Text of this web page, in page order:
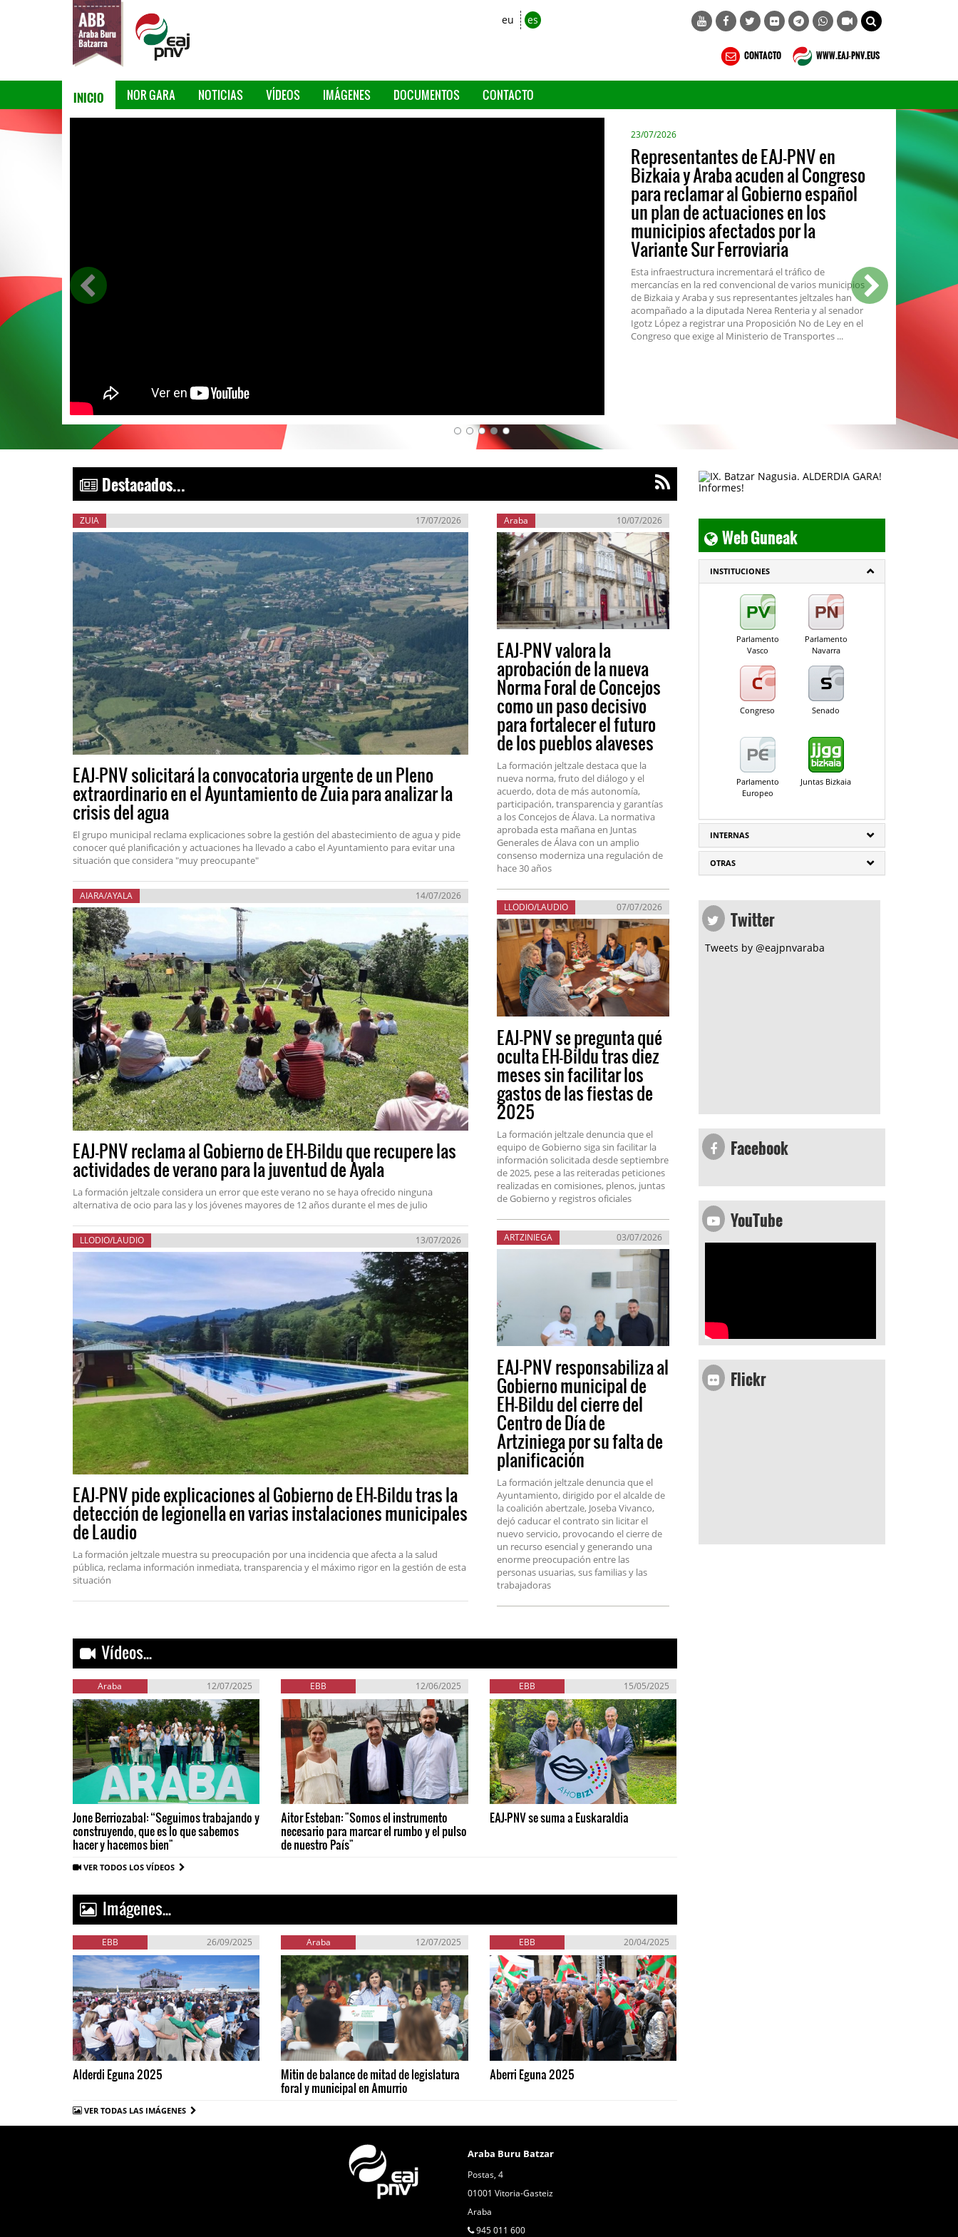
eu es
CONTACTO WWW.EAJ-PNV.EUS
INICIO NOR GARA NOTICIAS VÍDEOS IMÁGENES DOCUMENTOS CONTACTO
de
23/07/2026
Representantes de EAJ-PNV en
Bizkaia y Araba acuden al Congreso
para reclamar al Gobierno español
un plan de actuaciones en los
municipios afectados por la
Variante Sur Ferroviaria
Esta infraestructura incrementará el tráfico de
mercancías en la red convencional de varios municipios
de Bizkaia y Araba y sus representantes jeltzales han
acompañado a la diputada Nerea Renteria y al senador
Igotz López a registrar una Proposición No de Ley en el
Congreso que exige al Ministerio de Transportes ...
Destacados...
ZUIA 17/07/2026
EAJ-PNV solicitará la convocatoria urgente de un Pleno
extraordinario en el Ayuntamiento de Zuia para analizar la
crisis del agua
El grupo municipal reclama explicaciones sobre la gestión del abastecimiento de agua y pide
conocer qué planificación y actuaciones ha llevado a cabo el Ayuntamiento para evitar una
situación que considera "muy preocupante"
AIARA/AYALA 14/07/2026
EAJ-PNV reclama al Gobierno de EH-Bildu que recupere las
actividades de verano para la juventud de Ayala
La formación jeltzale considera un error que este verano no se haya ofrecido ninguna
alternativa de ocio para las y los jóvenes mayores de 12 años durante el mes de julio
LLODIO/LAUDIO 13/07/2026
EAJ-PNV pide explicaciones al Gobierno de EH-Bildu tras la
detección de legionella en varias instalaciones municipales
de Laudio
La formación jeltzale muestra su preocupación por una incidencia que afecta a la salud
pública, reclama información inmediata, transparencia y el máximo rigor en la gestión de esta
situación
Araba 10/07/2026
EAJ-PNV valora la
aprobación de la nueva
Norma Foral de Concejos
como un paso decisivo
para fortalecer el futuro
de los pueblos alaveses
La formación jeltzale destaca que la
nueva norma, fruto del diálogo y el
acuerdo, dota de más autonomía,
participación, transparencia y garantías
a los Concejos de Álava. La normativa
aprobada esta mañana en Juntas
Generales de Álava con un amplio
consenso moderniza una regulación de
hace 30 años
LLODIO/LAUDIO 07/07/2026
EAJ-PNV se pregunta qué
oculta EH-Bildu tras diez
meses sin facilitar los
gastos de las fiestas de
2025
La formación jeltzale denuncia que el
equipo de Gobierno siga sin facilitar la
información solicitada desde septiembre
de 2025, pese a las reiteradas peticiones
realizadas en comisiones, plenos, juntas
de Gobierno y registros oficiales
ARTZINIEGA 03/07/2026
EAJ-PNV responsabiliza al
Gobierno municipal de
EH-Bildu del cierre del
Centro de Día de
Artziniega por su falta de
planificación
La formación jeltzale denuncia que el
Ayuntamiento, dirigido por el alcalde de
la coalición abertzale, Joseba Vivanco,
dejó caducar el contrato sin licitar el
nuevo servicio, provocando el cierre de
un recurso esencial y generando una
enorme preocupación entre las
personas usuarias, sus familias y las
trabajadoras
Vídeos...
Araba 12/07/2025
Jone Berriozabal: “Seguimos trabajando y
construyendo, que es lo que sabemos
hacer y hacemos bien"
EBB 12/06/2025
Aitor Esteban: "Somos el instrumento
necesario para marcar el rumbo y el pulso
de nuestro País"
EBB 15/05/2025
EAJ-PNV se suma a Euskaraldia
VER TODOS LOS VÍDEOS
Imágenes...
EBB 26/09/2025
Alderdi Eguna 2025
Araba 12/07/2025
Mitin de balance de mitad de legislatura
foral y municipal en Amurrio
EBB 20/04/2025
Aberri Eguna 2025
VER TODAS LAS IMÁGENES
Web Guneak
INSTITUCIONES
Parlamento
Vasco
Parlamento
Navarra
Congreso Senado
Parlamento
Europeo
Juntas Bizkaia
INTERNAS
OTRAS
Twitter
Tweets by @eajpnvaraba
Facebook
YouTube
Flickr
Araba Buru Batzar
Postas, 4
01001 Vitoria-Gasteiz
Araba
945 011 600